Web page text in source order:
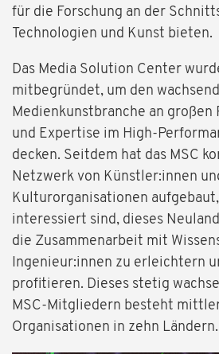
für die Forschung an der
Technologien und Kunst bieten.
Das Media Solution Center
mitbegründet, um den
Medienkunstbranche an großen
und Expertise im High-
decken. Seitdem hat das MSC
Netzwerk von Künstler:innen
Kulturorganisationen
interessiert sind, dieses
die Zusammenarbeit mit
Ingenieur:innen zu erleichtern
profitieren. Dieses stetig
MSC-Mitgliedern besteht
Organisationen in zehn Ländern.